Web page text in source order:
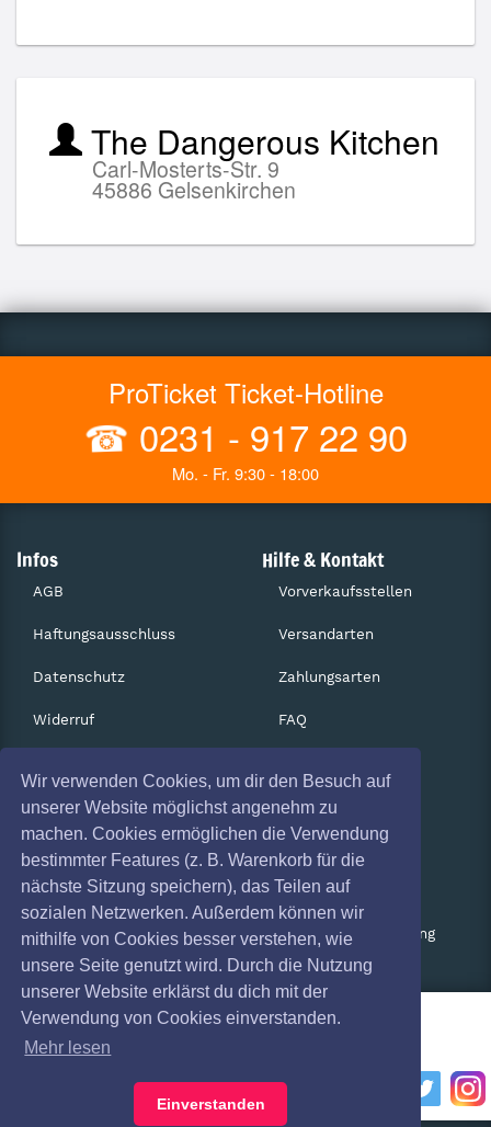
Wir verwenden Cookies, um dir den Besuch auf
unserer Website möglichst angenehm zu
machen. Cookies ermöglichen die Verwendung
bestimmter Features (z. B. Warenkorb für die
nächste Sitzung speichern), das Teilen auf
sozialen Netzwerken. Außerdem können wir
mithilfe von Cookies besser verstehen, wie
unsere Seite genutzt wird. Durch die Nutzung
unserer Website erklärst du dich mit der
Verwendung von Cookies einverstanden.
Mehr lesen
Einverstanden
The Dangerous Kitchen
Carl-Mosterts-Str. 9
45886 Gelsenkirchen
ProTicket Ticket-Hotline
☎ 0231 - 917 22 90
Mo. - Fr. 9:30 - 18:00
Infos
AGB
Haftungsausschluss
Datenschutz
Widerruf
Absagen
Hilfe & Kontakt
Vorverkaufsstellen
Versandarten
Zahlungsarten
FAQ
Services
Gutscheine
Geschäftskunden
Kartenrückgabe
Besucherregistrierung